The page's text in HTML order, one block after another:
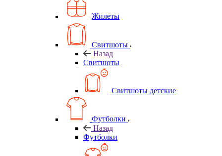
Жилеты
Свитшоты
Назад
Свитшоты
Свитшоты детские
Футболки
Назад
Футболки